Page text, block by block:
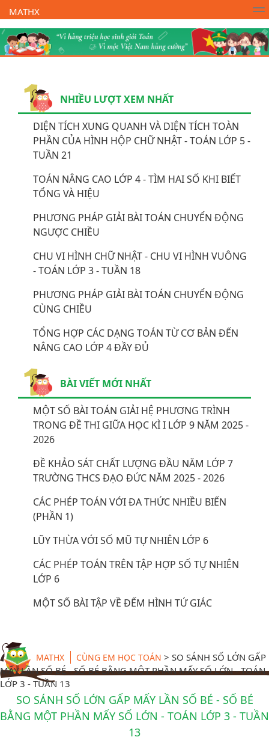
MATHX
Trường Toán Online MATHX Học toán - Lớp 1
NHIỀU LƯỢT XEM NHẤT
DIỆN TÍCH XUNG QUANH VÀ DIỆN TÍCH TOÀN
PHẦN CỦA HÌNH HỘP CHỮ NHẬT - TOÁN LỚP 5 -
TUẦN 21
TOÁN NÂNG CAO LỚP 4 - TÌM HAI SỐ KHI BIẾT
TỔNG VÀ HIỆU
PHƯƠNG PHÁP GIẢI BÀI TOÁN CHUYỂN ĐỘNG
NGƯỢC CHIỀU
CHU VI HÌNH CHỮ NHẬT - CHU VI HÌNH VUÔNG
- TOÁN LỚP 3 - TUẦN 18
PHƯƠNG PHÁP GIẢI BÀI TOÁN CHUYỂN ĐỘNG
CÙNG CHIỀU
TỔNG HỢP CÁC DẠNG TOÁN TỪ CƠ BẢN ĐẾN
NÂNG CAO LỚP 4 ĐẦY ĐỦ
BÀI VIẾT MỚI NHẤT
MỘT SỐ BÀI TOÁN GIẢI HỆ PHƯƠNG TRÌNH
TRONG ĐỀ THI GIỮA HỌC KÌ I LỚP 9 NĂM 2025 -
2026
ĐỀ KHẢO SÁT CHẤT LƯỢNG ĐẦU NĂM LỚP 7
TRƯỜNG THCS ĐẠO ĐỨC NĂM 2025 - 2026
CÁC PHÉP TOÁN VỚI ĐA THỨC NHIỀU BIẾN
(PHẦN 1)
LŨY THỪA VỚI SỐ MŨ TỰ NHIÊN LỚP 6
CÁC PHÉP TOÁN TRÊN TẬP HỢP SỐ TỰ NHIÊN
LỚP 6
MỘT SỐ BÀI TẬP VỀ ĐẾM HÌNH TỨ GIÁC
MATHX CÙNG EM HỌC TOÁN > SO SÁNH SỐ LỚN GẤP
MẤY LẦN SỐ BÉ - SỐ BÉ BẰNG MỘT PHẦN MẤY SỐ LỚN - TOÁN
LỚP 3 - TUẦN 13
SO SÁNH SỐ LỚN GẤP MẤY LẦN SỐ BÉ - SỐ BÉ
BẰNG MỘT PHẦN MẤY SỐ LỚN - TOÁN LỚP 3 - TUẦN
13